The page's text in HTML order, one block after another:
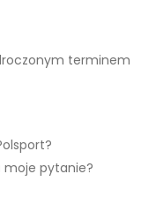
terminem
moje pytanie?